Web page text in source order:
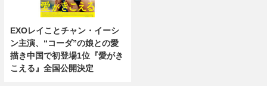
EXOレイことチャン・イーシ
ン主演、“コーダ”の娘との愛
描き中国で初登場1位『愛がき
こえる』全国公開決定